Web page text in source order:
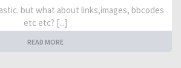
but what about links,images, bbcodes
etc etc? [...]
READ MORE